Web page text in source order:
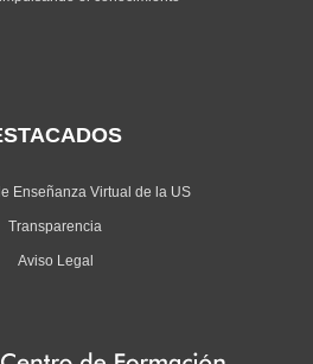
Enseñanza Virtual de la US
Transparencia
Aviso Legal